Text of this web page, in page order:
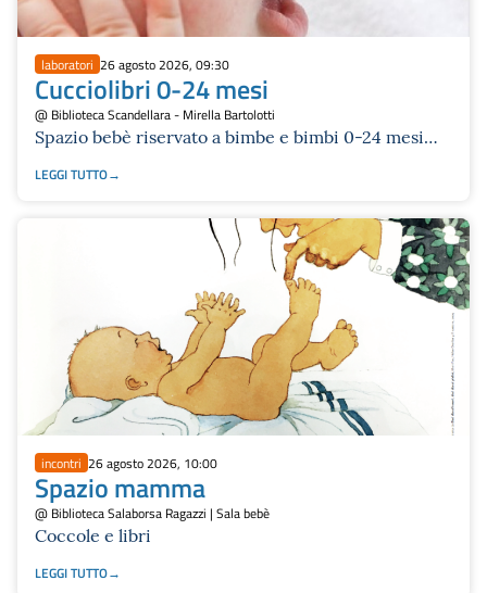
laboratori 26 agosto 2026, 09:30
Cucciolibri 0-24 mesi
@ Biblioteca Scandellara - Mirella Bartolotti
Spazio bebè riservato a bimbe e bimbi 0-24 mesi
LEGGI TUTTO
incontri 26 agosto 2026, 10:00
Spazio mamma
@ Biblioteca Salaborsa Ragazzi | Sala bebè
Coccole e libri
LEGGI TUTTO